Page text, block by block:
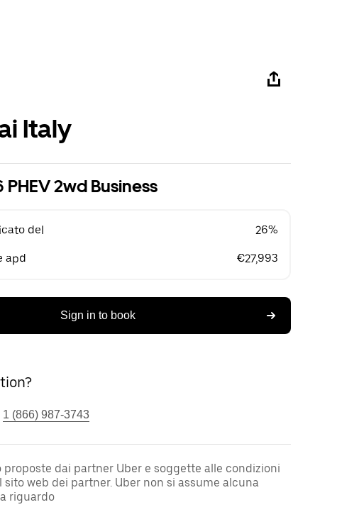
Italy
PHEV 2wd Business
del 26%
apd €27,993
Sign in to book
1 (866) 987-3743
proposte dai partner Uber e soggette alle condizioni
web dei partner. Uber non si assume alcuna
riguardo